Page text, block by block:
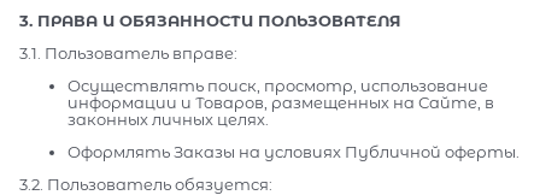
3. ПРАВА И ОБЯЗАННОСТИ ПОЛЬЗОВАТЕЛЯ
3.1. Пользователь вправе:
Осуществлять поиск, просмотр, использование
информации и Товаров, размещенных на Сайте, в
законных личных целях.
Оформлять Заказы на условиях Публичной оферты.
3.2. Пользователь обязуется: